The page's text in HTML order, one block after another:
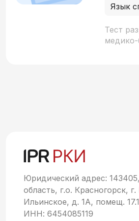
Язык
Тест
медико-
Юридический адрес:
область, г.о. Красногорск,
Ильинское, д. 1А, помещ.
ИНН: 6454085119